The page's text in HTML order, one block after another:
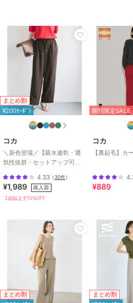
期間限定SALE
コカ
【速乾】エンボスカーブ
パンツ 全2色
¥990
【綿100％
プ可能】コ
イドパンツ
1,989
2点以上で
¥200ｸｰﾎﾟﾝ
コカ
【伊藤千晃様着用】リネ
ンライクワイドパンツ
1,989
2点以上で10%OFF
まとめ割
¥200ｸｰﾎﾟﾝ
とろみトラ
2点以上で
お手入れ 洗濯機
特徴
すべてのパ
ポリエステ
/
ス
バギー/フ
ストレート
ライフス
カジュアル
ポリエステ
以下あり
ストレート
ライフス
カジュアル
まとめ割
¥200ｸｰﾎﾟﾝ
コカ
＼新色登場／【吸水速乾・通
気性抜群・セットアップ可
ーパンツ 全6色
4.33 （30件）
¥1,989 再入荷
2点以上で10%OFF
期間限定SALE
コカ
【裏起毛】カ
¥889
まとめ割 まとめ割